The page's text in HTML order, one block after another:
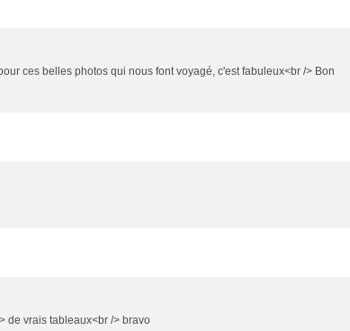
ces belles photos qui nous font voyagé, c'est fabuleux<br /> Bon
de vrais tableaux<br /> bravo